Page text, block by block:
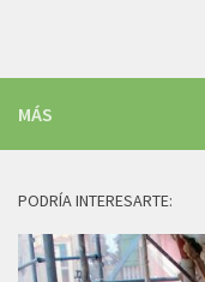
MÁS
PODRÍA INTERESARTE: